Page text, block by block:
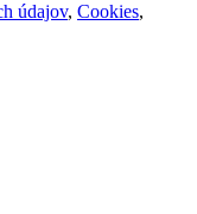
údajov, Cookies,